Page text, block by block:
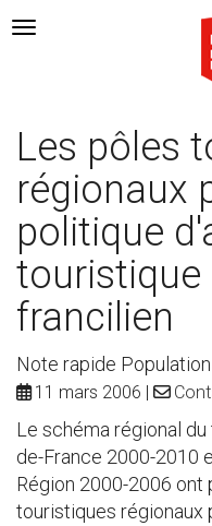
Navigation Toggle
Les pôles
régionaux
politique
touristique
francilien
Note rapide
11 mars 2006
Le schéma régional
de-France 2000-2010
Région 2000-2006 ont
touristiques régionaux